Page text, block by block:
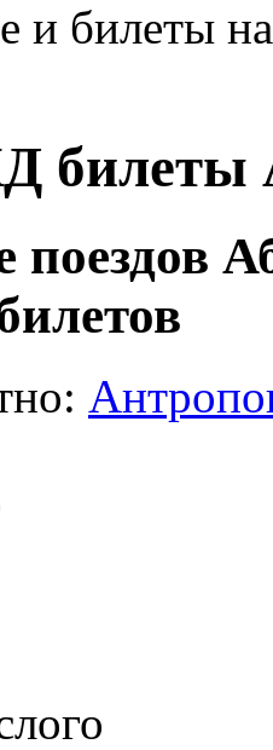
и билеты
билеты
поездов